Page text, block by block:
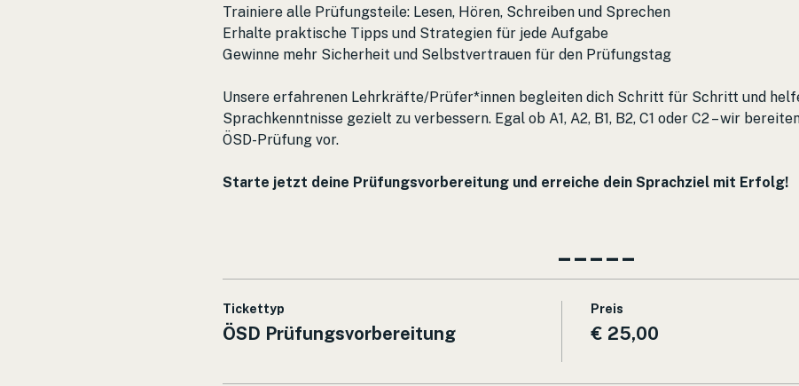
Trainiere alle Prüfungsteile: Lesen, Hören, Schreiben und Sprechen
Erhalte praktische Tipps und Strategien für jede Aufgabe
Gewinne mehr Sicherheit und Selbstvertrauen für den Prüfungstag
Unsere erfahrenen Lehrkräfte/Prüfer*innen begleiten dich Schritt für Schritt und
Sprachkenntnisse gezielt zu verbessern. Egal ob A1, A2, B1, B2, C1 oder C2 – wir
ÖSD-Prüfung vor.
Starte jetzt deine Prüfungsvorbereitung und erreiche dein Sprachziel mit Erfolg!
Tickettyp
ÖSD Prüfungsvorbereitung
Preis
€ 25,00